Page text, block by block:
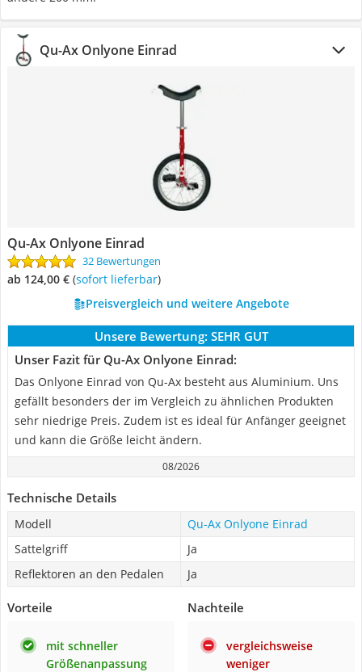
Qu-Ax Onlyone Einrad
Qu-Ax Onlyone Einrad
32 Bewertungen
ab 124,00 € ( Sofort lieferbar)
Preisvergleich und weitere Angebote
Unsere Bewertung: SEHR GUT
Unser Fazit für Qu-Ax Onlyone Einrad:
Das Onlyone Einrad von Qu-Ax besteht aus Aluminium. Uns
gefällt besonders der im Vergleich zu ähnlichen Produkten
sehr niedrige Preis. Zudem ist es ideal für Anfänger geeignet
und kann die Größe leicht ändern.
08/2026
Technische Details
Modell
Qu-Ax Onlyone Einrad
Sattelgriff
Ja
Reflektoren an den Pedalen
Ja
Vorteile
mit schneller
Größenanpassung
Nachteile
vergleichsweise
weniger